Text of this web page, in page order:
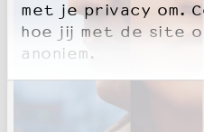
met je privacy om.
hoe jij met de site
anoniem.